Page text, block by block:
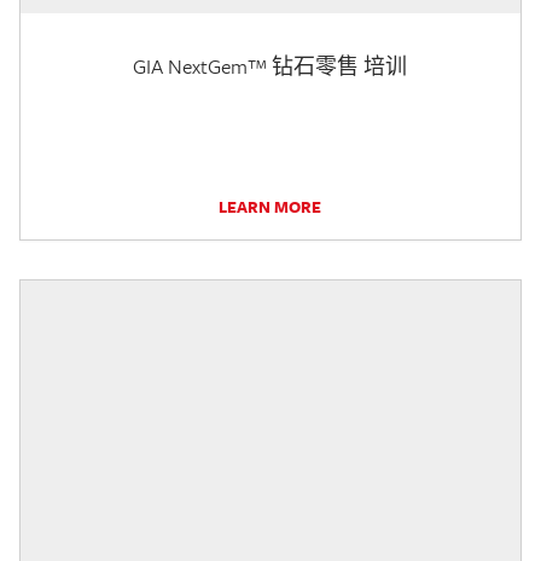
GIA NextGem™ 钻石零售 培训
LEARN MORE